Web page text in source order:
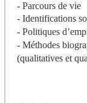
- Parcours de vie
- Identifications
- Politiques
- Méthodes
(qualitatives et